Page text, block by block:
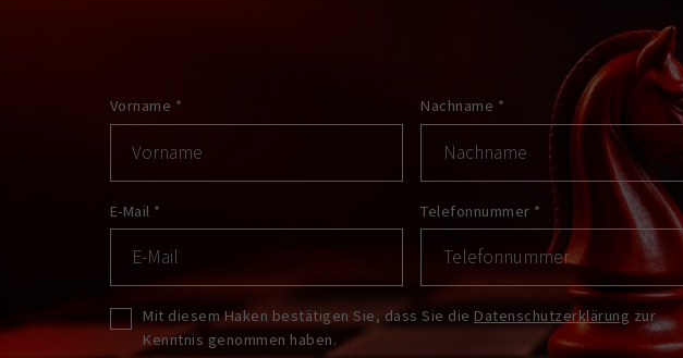
Vorname * Nachname *
E-Mail * Telefonnummer *
Mit diesem Haken bestätigen Sie, dass Sie die Datenschutzerklärung zur
Kenntnis genommen haben.